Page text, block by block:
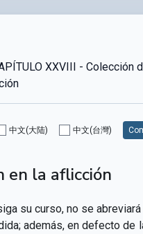
XXVIII -
中文(大陆) 中文(台灣)
en la aflicción
su curso, no se
además, en defecto de